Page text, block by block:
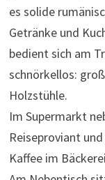
es solide
Getränke und
bedient sich am
schnörkellos:
Holzstühle.
Im Supermarkt
Reiseproviant
Kaffee im